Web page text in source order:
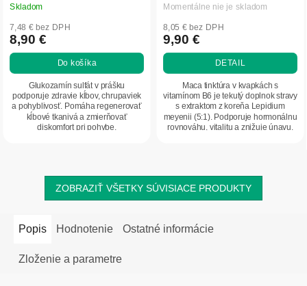
Skladom
7,48 € bez DPH
8,90 €
Do košíka
Glukozamín sulfát v prášku
podporuje zdravie kĺbov, chrupaviek
a pohyblivosť. Pomáha regenerovať
kĺbové tkanivá a zmierňovať
diskomfort pri pohybe.
Momentálne nie je skladom
8,05 € bez DPH
9,90 €
DETAIL
Maca tinktúra v kvapkách s
vitamínom B6 je tekutý doplnok stravy
s extraktom z koreňa Lepidium
meyenii (5:1). Podporuje hormonálnu
rovnováhu, vitalitu a znižuje únavu.
ZOBRAZIŤ VŠETKY SÚVISIACE PRODUKTY
Popis Hodnotenie Ostatné informácie
Zloženie a parametre